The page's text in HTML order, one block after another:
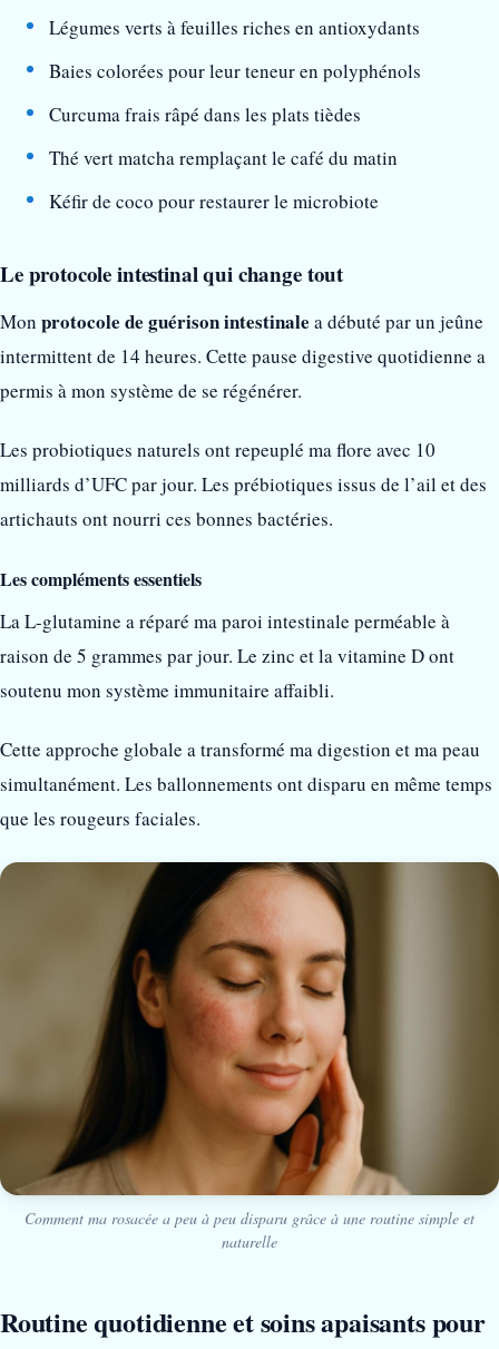
Légumes verts à feuilles riches en antioxydants
Baies colorées pour leur teneur en polyphénols
Curcuma frais râpé dans les plats tièdes
Thé vert matcha remplaçant le café du matin
Kéfir de coco pour restaurer le microbiote
Le protocole intestinal qui change tout
Mon protocole de guérison intestinale a débuté par un jeûne
intermittent de 14 heures. Cette pause digestive quotidienne a
permis à mon système de se régénérer.
Les probiotiques naturels ont repeuplé ma flore avec 10
milliards d’UFC par jour. Les prébiotiques issus de l’ail et des
artichauts ont nourri ces bonnes bactéries.
Les compléments essentiels
La L-glutamine a réparé ma paroi intestinale perméable à
raison de 5 grammes par jour. Le zinc et la vitamine D ont
soutenu mon système immunitaire affaibli.
Cette approche globale a transformé ma digestion et ma peau
simultanément. Les ballonnements ont disparu en même temps
que les rougeurs faciales.
Comment ma rosacée a peu à peu disparu grâce à une routine simple et
naturelle
Routine quotidienne et soins apaisants pour